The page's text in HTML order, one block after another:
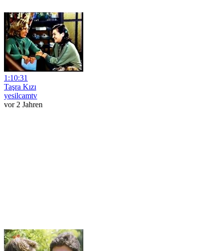
1:10:31
Taşra Kızı
yesilcamtv
vor 2 Jahren